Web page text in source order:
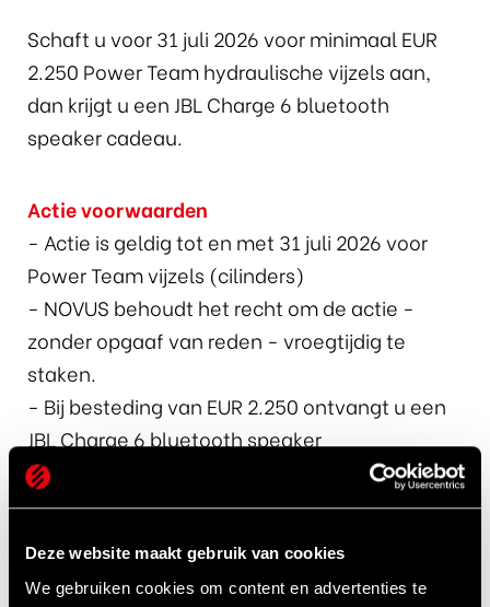
Deze website maakt gebruik van cookies
We gebruiken cookies om content en advertenties te
Schaft u voor 31 juli 2026 voor minimaal EUR
2.250 Power Team hydraulische vijzels aan,
dan krijgt u een JBL Charge 6 bluetooth
speaker cadeau.
Actie voorwaarden
- Actie is geldig tot en met 31 juli 2026 voor
Power Team vijzels (cilinders)
- NOVUS behoudt het recht om de actie -
zonder opgaaf van reden - vroegtijdig te
staken.
- Bij besteding van EUR 2.250 ontvangt u een
JBL Charge 6 bluetooth speaker
- De speaker kan op ieder gewenst adres in
Nederland of België bezorgd worden.
- Uitsluitend van toepassing op aanbiedingen